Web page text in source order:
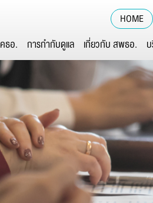
HOME
คธอ. การกำกับดูแล เกี่ยวกับ สพธอ.